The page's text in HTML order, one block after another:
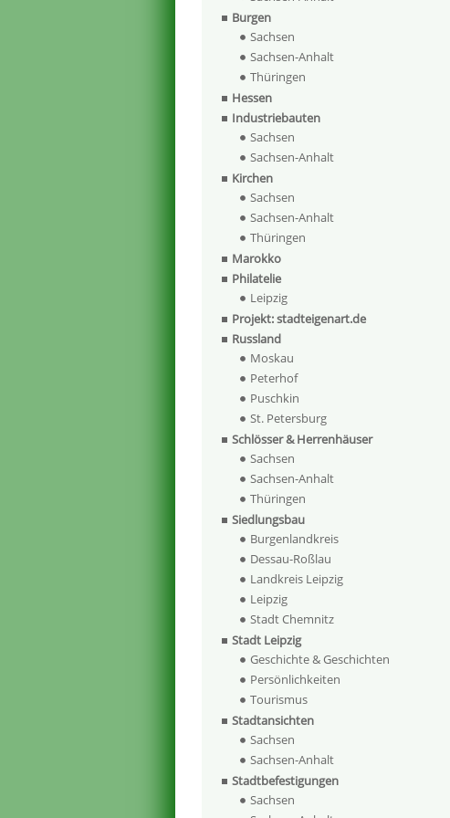
Burgen
Sachsen
Sachsen-Anhalt
Thüringen
Hessen
Industriebauten
Sachsen
Sachsen-Anhalt
Kirchen
Sachsen
Sachsen-Anhalt
Thüringen
Marokko
Philatelie
Leipzig
Projekt: stadteigenart.de
Russland
Moskau
Peterhof
Puschkin
St. Petersburg
Schlösser & Herrenhäuser
Sachsen
Sachsen-Anhalt
Thüringen
Siedlungsbau
Burgenlandkreis
Dessau-Roßlau
Landkreis Leipzig
Leipzig
Stadt Chemnitz
Stadt Leipzig
Geschichte & Geschichten
Persönlichkeiten
Tourismus
Stadtansichten
Sachsen
Sachsen-Anhalt
Stadtbefestigungen
Sachsen